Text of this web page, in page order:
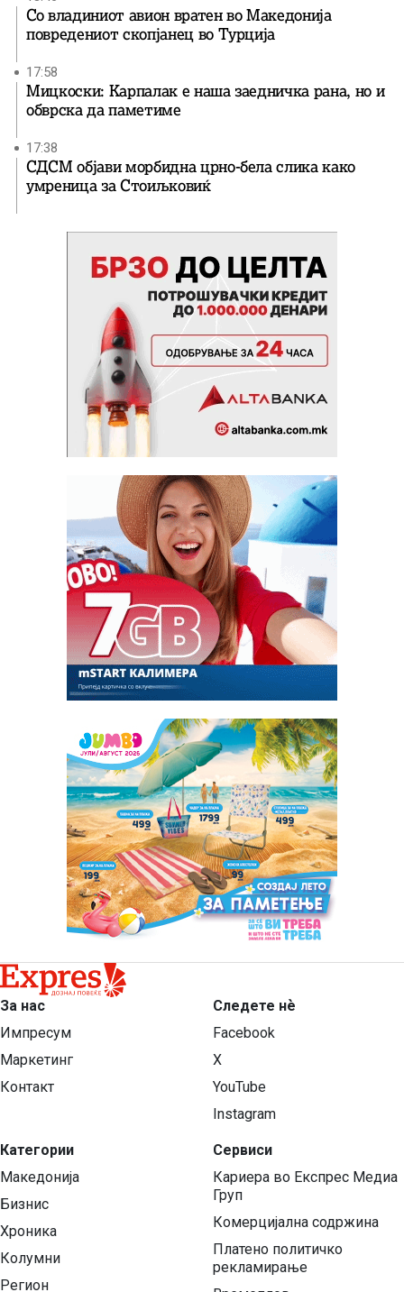
Со владиниот авион вратен во Македонија
повредениот скопјанец во Турција
17:58
Мицкоски: Карпалак е наша заедничка рана, но и
обврска да паметиме
17:38
СДСМ објави морбидна црно-бела слика како
умреница за Стоиљковиќ
За нас
Импресум
Маркетинг
Контакт
Категории
Македонија
Бизнис
Хроника
Колумни
Регион
Следете нѐ
Facebook
X
YouTube
Instagram
Сервиси
Кариера во Експрес Медиа
Груп
Комерцијална содржина
Платено политичко
рекламирање